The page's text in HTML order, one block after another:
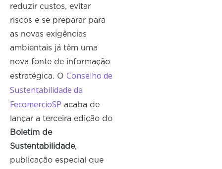
reduzir custos, evitar
riscos e se preparar para
as novas exigências
ambientais já têm uma
nova fonte de informação
estratégica. OConselho de
Sustentabilidade da
FecomercioSP acaba de
lançar a terceira edição do
Boletim de
Sustentabilidade,
publicação especial que